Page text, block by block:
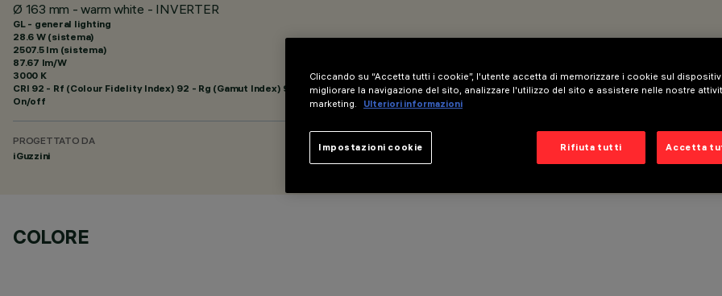
Ø 163 mm - warm white - INVERTER
GL - general lighting
28.6 W (sistema)
2507.5 lm (sistema)
87.67 lm/W
3000 K
CRI 92 - Rf (Colour Fidelity Index) 92 - Rg (Gamut Index) 99
On/off
PROGETTATO DA
iGuzzini
COLORE
Cliccando su “Accetta tutti i cookie”, l'utente accetta di memorizzare i cookie sul
migliorare la navigazione del sito, analizzare l'utilizzo del sito e assistere nelle nostre
marketing.
Ulteriori informazioni
Rifiuta tutti Accetta
Impostazioni cookie